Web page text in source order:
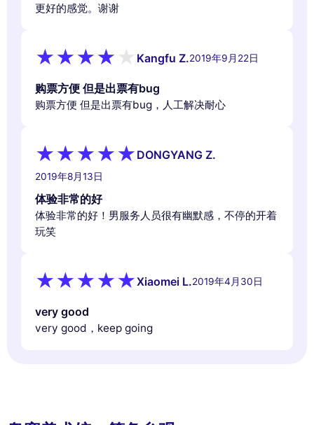
更好的感觉。谢谢
Kangfu Z.2019年9月22日
购票方便 但是出票有bug
购票方便 但是出票有bug，人工解决耐心
DONGYANG Z.
2019年8月13日
体验非常的好
体验非常的好！男服务人员很有幽默感，不停的开着
玩笑
Xiaomei L.2019年4月30日
very good
very good，keep going